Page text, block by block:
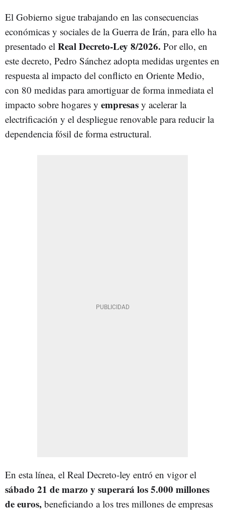
El Gobierno sigue trabajando en las consecuencias
económicas y sociales de la Guerra de Irán, para ello ha
presentado el Real Decreto-Ley 8/2026. Por ello, en
este decreto, Pedro Sánchez adopta medidas urgentes en
respuesta al impacto del conflicto en Oriente Medio,
con 80 medidas para amortiguar de forma inmediata el
impacto sobre hogares y empresas y acelerar la
electrificación y el despliegue renovable para reducir la
dependencia fósil de forma estructural.
En esta línea, el Real Decreto-ley entró en vigor el
sábado 21 de marzo y superará los 5.000 millones
de euros, beneficiando a los tres millones de empresas